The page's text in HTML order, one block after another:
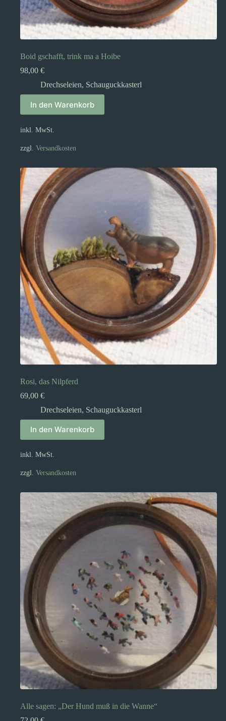
Boid gschafft, trink ma a Hoibe
98,00 €
Drechseleien, Schauguckkasterl
In den Warenkorb
inkl. MwSt.
zzgl. Versandkosten
Rosi, das Nilpferd
69,00 €
Drechseleien, Schauguckkasterl
In den Warenkorb
inkl. MwSt.
zzgl. Versandkosten
Alle sagen: „Der Hund muß in die Wanne“